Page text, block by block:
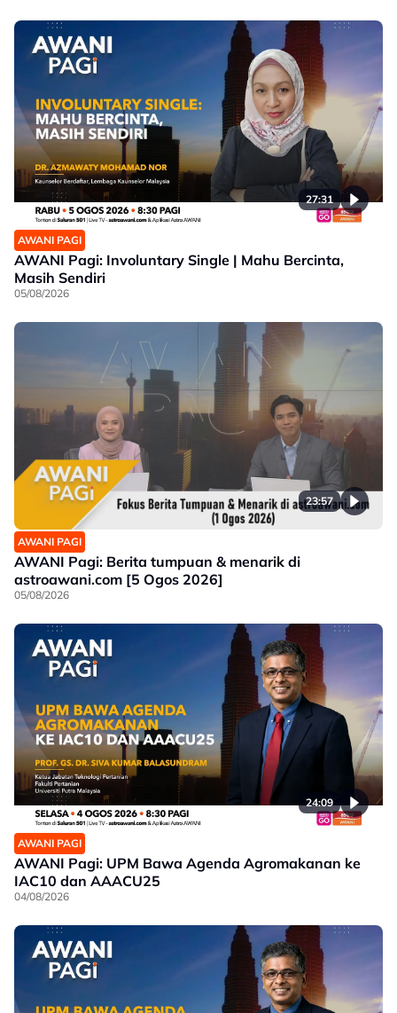
27:31
AWANI PAGI
AWANI Pagi: Involuntary Single | Mahu Bercinta,
Masih Sendiri
05/08/2026
23:57
AWANI PAGI
AWANI Pagi: Berita tumpuan & menarik di
astroawani.com [5 Ogos 2026]
05/08/2026
24:09
AWANI PAGI
AWANI Pagi: UPM Bawa Agenda Agromakanan ke
IAC10 dan AAACU25
04/08/2026